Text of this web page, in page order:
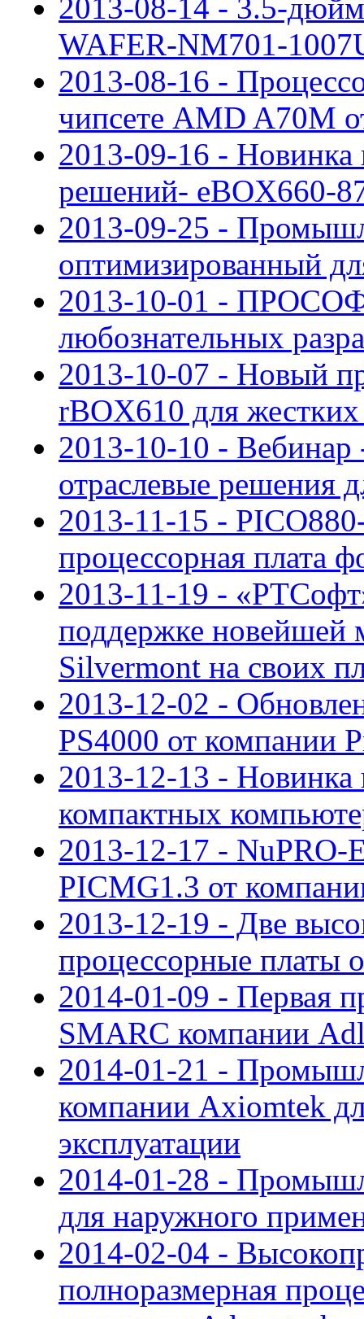
2013-08-14 - 3.5-
WAFER-NM701-
2013-08-16 -
чипсете AMD A70M
2013-09-16 - Новинка
решений- eBOX660-
2013-09-25 -
оптимизированный
2013-10-01 -
любознательных
2013-10-07 - Новый
rBOX610 для
2013-10-10 -
отраслевые решения
2013-11-15 -
процессорная плата
2013-11-19 -
поддержке новейшей
Silvermont на своих
2013-12-02 -
PS4000 от компании
2013-12-13 -
компактных
2013-12-17 - NuPRO-
PICMG1.3 от
2013-12-19 - Две
процессорные платы
2014-01-09 - Первая
SMARC компании
2014-01-21 -
компании Axiomtek
эксплуатации
2014-01-28 -
для наружного
2014-02-04 -
полноразмерная